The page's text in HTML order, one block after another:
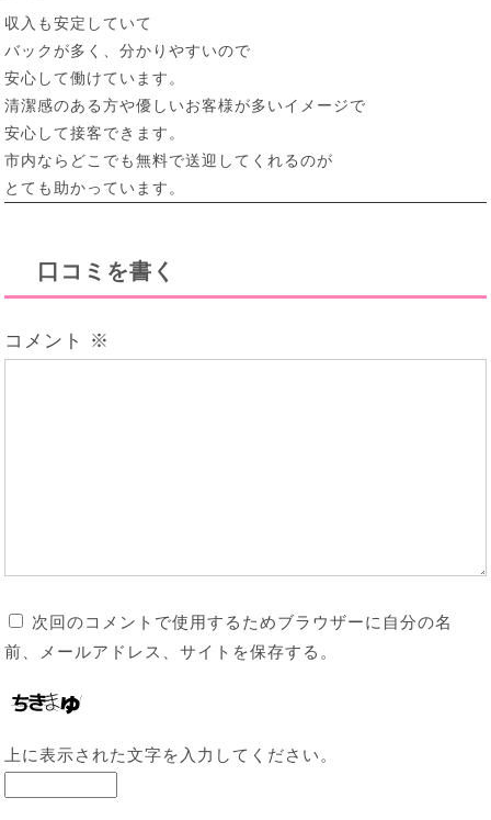
収入も安定していて
バックが多く、分かりやすいので
安心して働けています。
清潔感のある方や優しいお客様が多いイメージで
安心して接客できます。
市内ならどこでも無料で送迎してくれるのが
とても助かっています。
口コミを書く
コメント ※
次回のコメントで使用するためブラウザーに自分の名
前、メールアドレス、サイトを保存する。
上に表示された文字を入力してください。